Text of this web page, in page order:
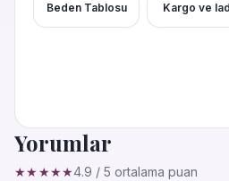
Beden Tablosu Kargo ve
Yorumlar
★★★★★4.9 / 5 ortalama puan